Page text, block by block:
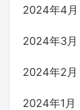
2024年4月
2024年3月
2024年2月
2024年1月